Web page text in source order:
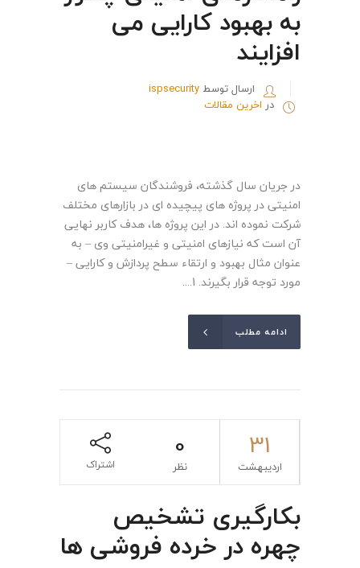
به بهبود کارایی می
افزایند
ارسال توسط ispsecurity
در اخرین مقالات
در جریان سال گذشته، فروشندگان سیستم های
امنیتی در پروژه های پیچیده ای در بازارهای مختلف
شرکت نموده اند. در این پروژه ها، هدف کاربر نهایی
آن است که نیازهای امنیتی و غیرامنیتی وی – به
عنوان مثال بهبود و ارتقاء سطح پردازش و کارایی –
مورد توجه قرار بگیرند. 1....
ادامه مطلب
31
اردیبهشت
0
نظر اشتراک
بکارگیری تشخیص
چهره در خرده فروشی ها